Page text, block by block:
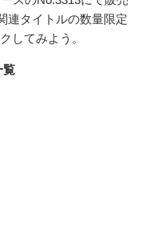
連タイトルの数量限定
してみよう。
覧